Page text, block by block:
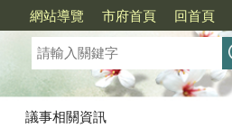
網站導覽 市府首頁 回首頁
議事相關資訊